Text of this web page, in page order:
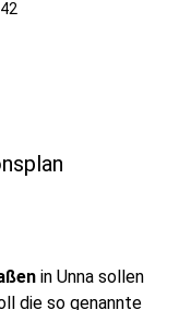
in Unna sollen
die so genannte